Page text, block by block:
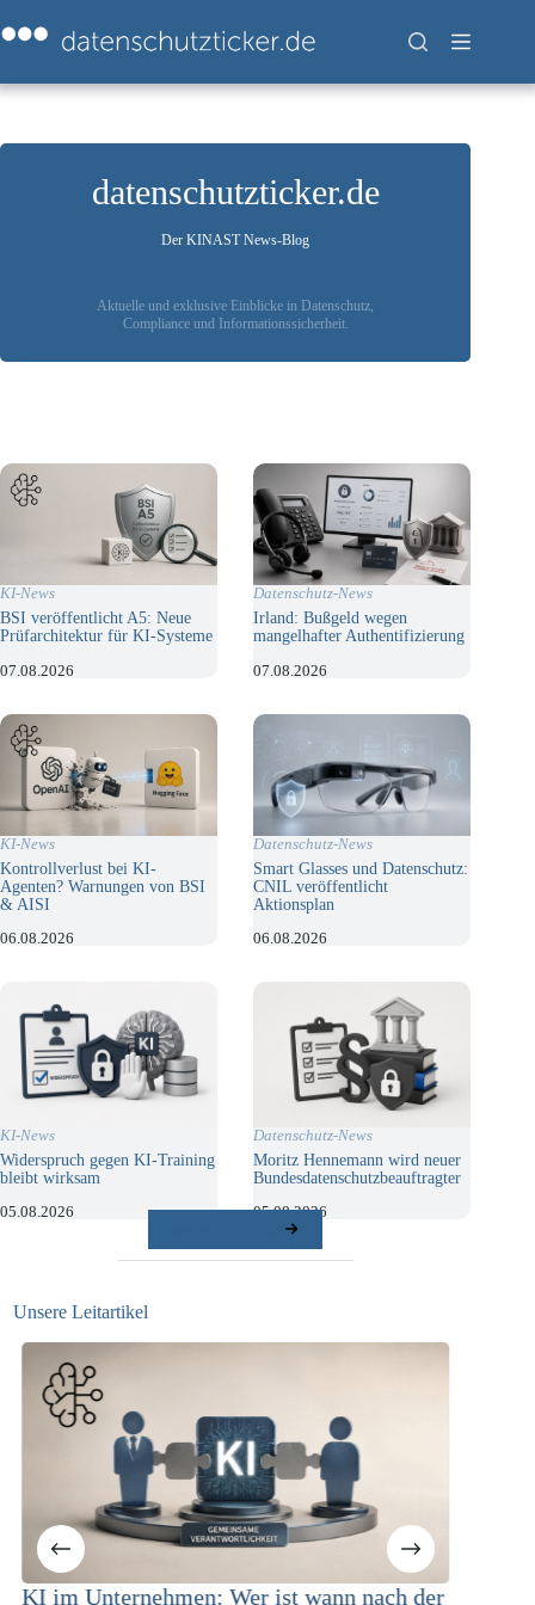
Inhalt
springen
datenschutzticker.de
Der KINAST News-Blog
Aktuelle und exklusive Einblicke in Datenschutz,
Compliance und Informationssicherheit.
KI-News
BSI veröffentlicht A5: Neue
Prüfarchitektur für KI-Systeme
07.08.2026
Datenschutz-News
Irland: Bußgeld wegen
mangelhafter Authentifizierung
07.08.2026
KI-News
Kontrollverlust bei KI-
Agenten? Warnungen von BSI
& AISI
06.08.2026
Datenschutz-News
Smart Glasses und Datenschutz:
CNIL veröffentlicht
Aktionsplan
06.08.2026
KI-News
Widerspruch gegen KI-Training
bleibt wirksam
05.08.2026
Datenschutz-News
Moritz Hennemann wird neuer
Bundesdatenschutzbeauftragter
05.08.2026
Unsere Leitartikel
KI-Compliance in der